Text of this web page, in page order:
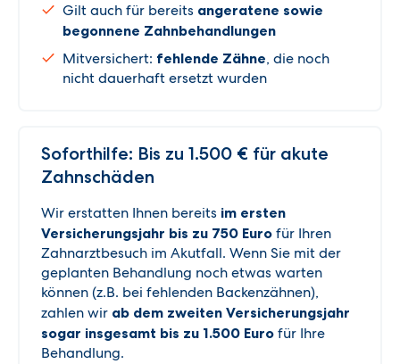
Gilt auch für bereits angeratene sowie
begonnene Zahnbehandlungen
Mitversichert: fehlende Zähne, die noch
nicht dauerhaft ersetzt wurden
Soforthilfe: Bis zu 1.500 € für akute
Zahnschäden
Wir erstatten Ihnen bereits im ersten
Versicherungsjahr bis zu 750 Euro für Ihren
Zahnarztbesuch im Akutfall. Wenn Sie mit der
geplanten Behandlung noch etwas warten
können (z.B. bei fehlenden Backenzähnen),
zahlen wir ab dem zweiten Versicherungsjahr
sogar insgesamt bis zu 1.500 Euro für Ihre
Behandlung.